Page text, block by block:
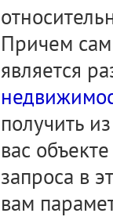
Причем
является
получить
вас
запроса в
вам